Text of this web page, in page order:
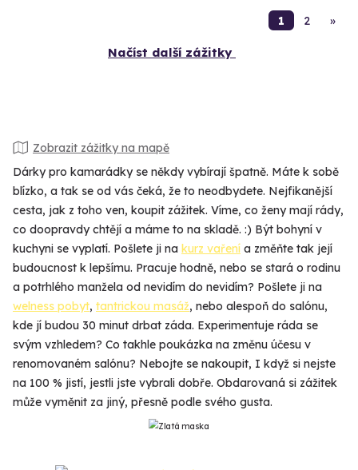
1 2 »
Načíst další zážitky
Zobrazit zážitky na mapě
Dárky pro kamarádky se někdy vybírají špatně. Máte k sobě
blízko, a tak se od vás čeká, že to neodbydete. Nejfikanější
cesta, jak z toho ven, koupit zážitek. Víme, co ženy mají rády,
co doopravdy chtějí a máme to na skladě. :) Být bohyní v
kuchyni se vyplatí. Pošlete ji na kurz vaření a změňte tak její
budoucnost k lepšímu. Pracuje hodně, nebo se stará o rodinu
a potrhlého manžela od nevidím do nevidím? Pošlete ji na
welness pobyt, tantrickou masáž, nebo alespoň do salónu,
kde jí budou 30 minut drbat záda. Experimentuje ráda se
svým vzhledem? Co takhle poukázka na změnu účesu v
renomovaném salónu? Nebojte se nakoupit, I když si nejste
na 100 % jistí, jestli jste vybrali dobře. Obdarovaná si zážitek
může vyměnit za jiný, přesně podle svého gusta.